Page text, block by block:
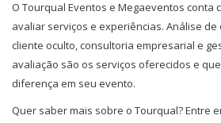
O Tourqual Eventos e Megaeventos conta
avaliar serviços e experiências. Análise
cliente oculto, consultoria empresarial e
avaliação são os serviços oferecidos e
diferença em seu evento.
Quer saber mais sobre o Tourqual? Entre